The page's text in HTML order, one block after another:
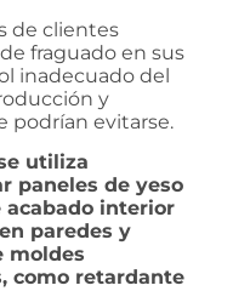
de clientes
fraguado en sus
inadecuado del
y
podrían evitarse.
utiliza
paneles de yeso
interior
paredes y
moldes
como retardante